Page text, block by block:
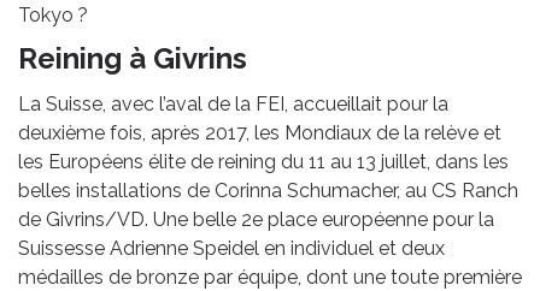
Tokyo ?
Reining à Givrins
La Suisse, avec l’aval de la FEI, accueillait pour la
deuxième fois, après 2017, les Mondiaux de la relève et
les Européens élite de reining du 11 au 13 juillet, dans les
belles installations de Corinna Schumacher, au CS Ranch
de Givrins/VD. Une belle 2e place européenne pour la
Suissesse Adrienne Speidel en individuel et deux
médailles de bronze par équipe, dont une toute première